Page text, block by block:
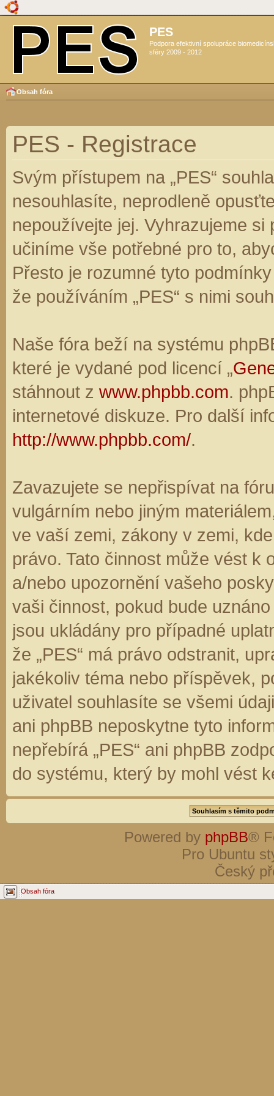
PES
Podpora efektivní spolupráce
sféry 2009 - 2012
Obsah fóra
PES - Registrace
Svým přístupem na „PES“
nesouhlasíte, neprodleně
nepoužívejte jej. Vyhrazujeme
učiníme vše potřebné pro to,
Přesto je rozumné tyto
že používáním „PES“ s nimi
Naše fóra beží na systému
které je vydané pod licencí „
stáhnout z www.phpbb.com.
internetové diskuze. Pro další
http://www.phpbb.com/.
Zavazujete se nepřispívat na
vulgárním nebo jiným
ve vaší zemi, zákony v zemi,
právo. Tato činnost může vést k
a/nebo upozornění vašeho
vaši činnost, pokud bude
jsou ukládány pro případné
že „PES“ má právo odstranit,
jakékoliv téma nebo příspěvek,
uživatel souhlasíte se všemi
ani phpBB neposkytne tyto
nepřebírá „PES“ ani phpBB
do systému, který by mohl vést
Powered by phpBB®
Pro Ubuntu
Český
Obsah fóra